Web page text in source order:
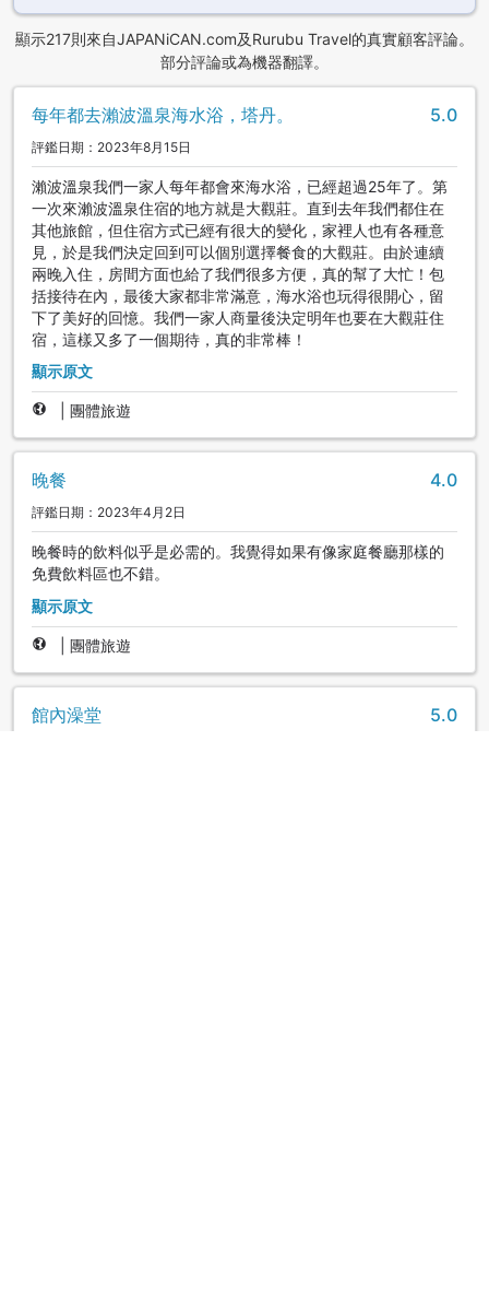
顯示217則來自JAPANiCAN.com及Rurubu Travel的真實顧客評論。
部分評論或為機器翻譯。
每年都去瀨波溫泉海水浴，塔丹。 5.0
評鑑日期：2023年8月15日
瀨波溫泉我們一家人每年都會來海水浴，已經超過25年了。第
一次來瀨波溫泉住宿的地方就是大觀莊。直到去年我們都住在
其他旅館，但住宿方式已經有很大的變化，家裡人也有各種意
見，於是我們決定回到可以個別選擇餐食的大觀莊。由於連續
兩晚入住，房間方面也給了我們很多方便，真的幫了大忙！包
括接待在內，最後大家都非常滿意，海水浴也玩得很開心，留
下了美好的回憶。我們一家人商量後決定明年也要在大觀莊住
宿，這樣又多了一個期待，真的非常棒！
顯示原文
團體旅遊
晚餐 4.0
評鑑日期：2023年4月2日
晚餐時的飲料似乎是必需的。我覺得如果有像家庭餐廳那樣的
免費飲料區也不錯。
顯示原文
團體旅遊
館內澡堂 5.0